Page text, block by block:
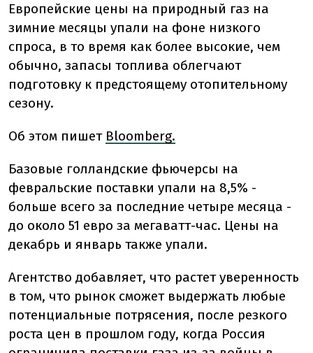
Европейские цены на природный газ на
зимние месяцы упали на фоне низкого
спроса, в то время как более высокие, чем
обычно, запасы топлива облегчают
подготовку к предстоящему отопительному
сезону.
Об этом пишет Bloomberg.
Базовые голландские фьючерсы на
февральские поставки упали на 8,5% -
больше всего за последние четыре месяца -
до около 51 евро за мегаватт-час. Цены на
декабрь и январь также упали.
Агентство добавляет, что растет уверенность
в том, что рынок сможет выдержать любые
потенциальные потрясения, после резкого
роста цен в прошлом году, когда Россия